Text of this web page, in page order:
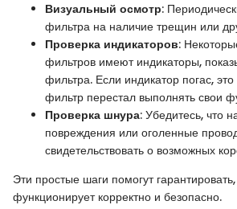
Визуальный осмотр:
фильтра на наличие трещин или
Проверка индикаторов:
фильтров имеют индикаторы,
фильтра. Если индикатор погас,
фильтр перестал выполнять свои
Проверка шнура: Убедитесь, что
повреждения или оголенные
свидетельствовать о возможных
Эти простые шаги помогут
функционирует корректно и безопасно.